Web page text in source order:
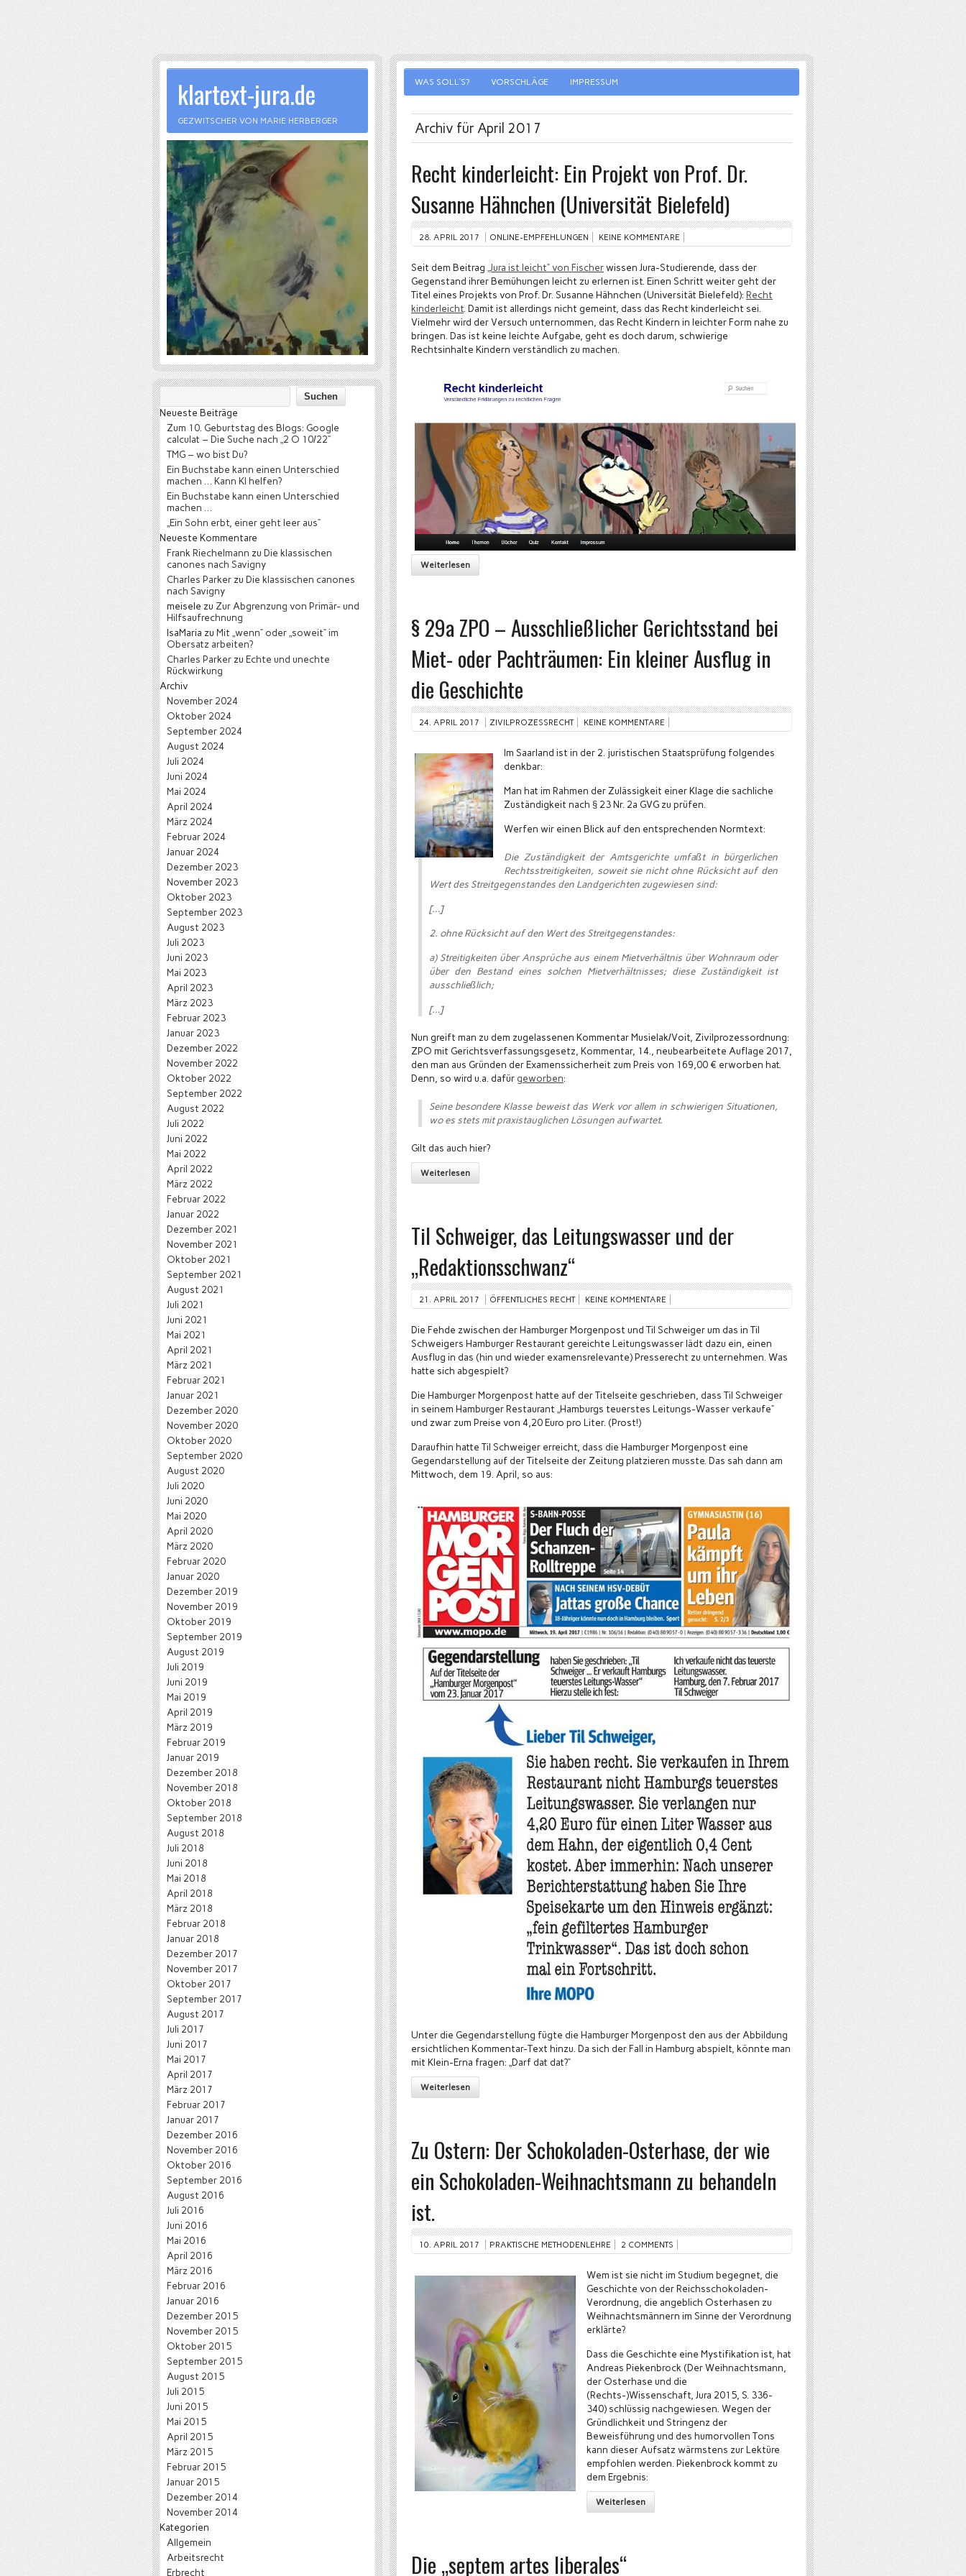
WAS SOLL’S? VORSCHLÄGE IMPRESSUM
Archiv für April 2017
Recht kinderleicht: Ein Projekt von Prof. Dr.
Susanne Hähnchen (Universität Bielefeld)
28. APRIL 2017 ONLINE-EMPFEHLUNGEN KEINE KOMMENTARE
Seit dem Beitrag „Jura ist leicht“ von Fischerwissen Jura-Studierende, dass der
Gegenstand ihrer Bemühungen leicht zu erlernen ist. Einen Schritt weiter geht der
Titel eines Projekts von Prof. Dr. Susanne Hähnchen (Universität Bielefeld): Recht
kinderleicht . Damit ist allerdings nicht gemeint, dass das Recht kinderleicht sei.
Vielmehr wird der Versuch unternommen, das Recht Kindern in leichter Form nahe zu
bringen. Das ist keine leichte Aufgabe, geht es doch darum, schwierige
Rechtsinhalte Kindern verständlich zu machen.
Weiterlesen
§ 29a ZPO – Ausschließlicher Gerichtsstand bei
Miet- oder Pachträumen: Ein kleiner Ausflug in
die Geschichte
24. APRIL 2017 ZIVILPROZESSRECHT KEINE KOMMENTARE
Im Saarland ist in der 2. juristischen Staatsprüfung folgendes
denkbar:
Man hat im Rahmen der Zulässigkeit einer Klage die sachliche
Zuständigkeit nach § 23 Nr. 2a GVG zu prüfen.
Werfen wir einen Blick auf den entsprechenden Normtext:
Die Zuständigkeit der Amtsgerichte umfaßt in bürgerlichen
Rechtsstreitigkeiten, soweit sie nicht ohne Rücksicht auf den
Wert des Streitgegenstandes den Landgerichten zugewiesen sind:
[…]
2. ohne Rücksicht auf den Wert des Streitgegenstandes:
a) Streitigkeiten über Ansprüche aus einem Mietverhältnis über Wohnraum oder
über den Bestand eines solchen Mietverhältnisses; diese Zuständigkeit ist
ausschließlich;
[…]
Nun greift man zu dem zugelassenen Kommentar Musielak/Voit, Zivilprozessordnung:
ZPO mit Gerichtsverfassungsgesetz, Kommentar, 14., neubearbeitete Auflage 2017,
den man aus Gründen der Examenssicherheit zum Preis von 169,00 € erworben hat.
Denn, so wird u.a. dafür geworben:
Seine besondere Klasse beweist das Werk vor allem in schwierigen Situationen,
wo es stets mit praxistauglichen Lösungen aufwartet.
Gilt das auch hier?
Weiterlesen
Til Schweiger, das Leitungswasser und der
„Redaktionsschwanz“
21. APRIL 2017 ÖFFENTLICHES RECHT KEINE KOMMENTARE
Die Fehde zwischen der Hamburger Morgenpost und Til Schweiger um das in Til
Schweigers Hamburger Restaurant gereichte Leitungswasser lädt dazu ein, einen
Ausflug in das (hin und wieder examensrelevante) Presserecht zu unternehmen. Was
hatte sich abgespielt?
Die Hamburger Morgenpost hatte auf der Titelseite geschrieben, dass Til Schweiger
in seinem Hamburger Restaurant „Hamburgs teuerstes Leitungs-Wasser verkaufe“
und zwar zum Preise von 4,20 Euro pro Liter. (Prost!)
Daraufhin hatte Til Schweiger erreicht, dass die Hamburger Morgenpost eine
Gegendarstellung auf der Titelseite der Zeitung platzieren musste. Das sah dann am
Mittwoch, dem 19. April, so aus:
Unter die Gegendarstellung fügte die Hamburger Morgenpost den aus der Abbildung
ersichtlichen Kommentar-Text hinzu. Da sich der Fall in Hamburg abspielt, könnte man
mit Klein-Erna fragen: „Darf dat dat?“
Weiterlesen
Zu Ostern: Der Schokoladen-Osterhase, der wie
ein Schokoladen-Weihnachtsmann zu behandeln
ist.
10. APRIL 2017 PRAKTISCHE METHODENLEHRE 2 COMMENTS
Wem ist sie nicht im Studium begegnet, die
Geschichte von der Reichsschokoladen-
Verordnung, die angeblich Osterhasen zu
Weihnachtsmännern im Sinne der Verordnung
erklärte?
Dass die Geschichte eine Mystifikation ist, hat
Andreas Piekenbrock (Der Weihnachtsmann,
der Osterhase und die
(Rechts-)Wissenschaft, Jura 2015, S. 336-
340) schlüssig nachgewiesen. Wegen der
Gründlichkeit und Stringenz der
Beweisführung und des humorvollen Tons
kann dieser Aufsatz wärmstens zur Lektüre
empfohlen werden. Piekenbrock kommt zu
dem Ergebnis:
Weiterlesen
Die „septem artes liberales“
klartext-jura.de
GEZWITSCHER VON MARIE HERBERGER
Neueste Beiträge
Zum 10. Geburtstag des Blogs: Google
calculat – Die Suche nach „2 O 10/22“
TMG – wo bist Du?
Ein Buchstabe kann einen Unterschied
machen … Kann KI helfen?
Ein Buchstabe kann einen Unterschied
machen …
„Ein Sohn erbt, einer geht leer aus“
Neueste Kommentare
Frank Riechelmann zu Die klassischen
canones nach Savigny
Charles Parker zu Die klassischen canones
nach Savigny
meisele zu Zur Abgrenzung von Primär- und
Hilfsaufrechnung
IsaMaria zu Mit „wenn“ oder „soweit“ im
Obersatz arbeiten?
Charles Parker zu Echte und unechte
Rückwirkung
Archiv
November 2024
Oktober 2024
September 2024
August 2024
Juli 2024
Juni 2024
Mai 2024
April 2024
März 2024
Februar 2024
Januar 2024
Dezember 2023
November 2023
Oktober 2023
September 2023
August 2023
Juli 2023
Juni 2023
Mai 2023
April 2023
März 2023
Februar 2023
Januar 2023
Dezember 2022
November 2022
Oktober 2022
September 2022
August 2022
Juli 2022
Juni 2022
Mai 2022
April 2022
März 2022
Februar 2022
Januar 2022
Dezember 2021
November 2021
Oktober 2021
September 2021
August 2021
Juli 2021
Juni 2021
Mai 2021
April 2021
März 2021
Februar 2021
Januar 2021
Dezember 2020
November 2020
Oktober 2020
September 2020
August 2020
Juli 2020
Juni 2020
Mai 2020
April 2020
März 2020
Februar 2020
Januar 2020
Dezember 2019
November 2019
Oktober 2019
September 2019
August 2019
Juli 2019
Juni 2019
Mai 2019
April 2019
März 2019
Februar 2019
Januar 2019
Dezember 2018
November 2018
Oktober 2018
September 2018
August 2018
Juli 2018
Juni 2018
Mai 2018
April 2018
März 2018
Februar 2018
Januar 2018
Dezember 2017
November 2017
Oktober 2017
September 2017
August 2017
Juli 2017
Juni 2017
Mai 2017
April 2017
März 2017
Februar 2017
Januar 2017
Dezember 2016
November 2016
Oktober 2016
September 2016
August 2016
Juli 2016
Juni 2016
Mai 2016
April 2016
März 2016
Februar 2016
Januar 2016
Dezember 2015
November 2015
Oktober 2015
September 2015
August 2015
Juli 2015
Juni 2015
Mai 2015
April 2015
März 2015
Februar 2015
Januar 2015
Dezember 2014
November 2014
Kategorien
Allgemein
Arbeitsrecht
Erbrecht